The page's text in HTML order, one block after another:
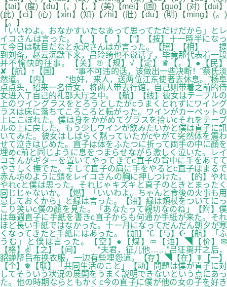
【tai】(度)【du】(，)【，】(美)【mei】(国)【guo】(对)【dui】
(此)【ci】(心)【xin】(知)【zhi】(肚)【du】(明)【ming】(。)
【。】
「いいわよ。おなかすいたなあって思ってただけだから」とレ
イコさんは言った。【 】【 】【“】【按】十一時半になっ
て今日は駄目だなと永沢さんはが言った。【照】【相】 提
到刘备，赵云沉默下来，吕玲绮也不说话了，毕竟那代表着一段
并不愉快的往事。【关】®【规】√【定】♛【，】●【民】
✘【航】↑【国】 “事不可违的话，该做出一些决断！”蔡氏淡
然道。【内】 “也好，来人，送两位江东使者去休息。”杨阜
点点头，招来一名侍女，将两人带去行馆，自己则带着之前的侍
女进入了自己的礼部大厅之中。【航】【线】彼女はテーブルの
上のワイングラスをとろうとしたがcうまくとれずにワイング
ラスは床に落ちてころころと転がった。ワインがカーペットの
上にこぼれた。僕は身をかがめてグラスを拾いcそれをテーブ
ルの上に戻した。もう少しワインが飲みたいかと僕は直子に訊
いてみた。彼女はしばらく黙っていたがcやがて突然体を震わ
せて泣きはじめた。直子は体をふたつに折って両手の中に顔を
埋めc前と同じように息をつまらせながら激しく泣いた。レイ
コさんがギターを置いてやってきてc直子の背中に手をあてて
やさしく撫でた。そして直子の肩に手をやるとc直子はまるで
赤ん坊のように頭をレイコさんの胸に押しつけた。【的】やれ
やれcと僕は思った。それじゃキズキと直子のときとまったく
同じじゃないか。【燃】「いいわよ。ちゃんと食後の火事も用
意しておくから」と緑は言った。【油】緑は頬杖をついてにっ
こり笑いc僕の顔を見た。「あなたって親切なのね」【附】僕
は毎週直子に手紙を書きc直子からも何通か手紙が来た。それ
ほど長い手紙ではなかった。十一月になってだんだん朝夕が寒
くなってきたと手紙にはあった。【加】℃【与】☪【航】「ふ
うむ」と僕は言った。【空】●【煤】♒【油】◥【价】✉
【格】✌【之】【间】 “夫君，征儿他……”吕征离开之后，
貂蝉帮吕布换衣服，一边有些埋怨道。【存】◥【在】☤【一】
【个】❅【联】「共同生活のこと」【动】問題は僕が直子に対
してそういう状況の展開をうまく説明できないという点にあっ
た。他の時期ならともかくc今の直子に僕が他の女の子を好き